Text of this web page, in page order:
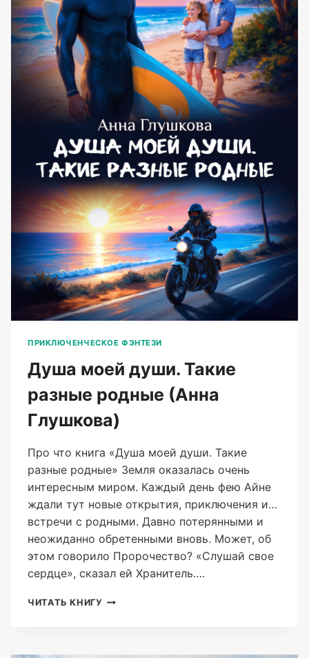
ПРИКЛЮЧЕНЧЕСКОЕ ФЭНТЕЗИ
Душа моей души. Такие
разные родные (Анна
Глушкова)
Про что книга «Душа моей души. Такие
разные родные» Земля оказалась очень
интересным миром. Каждый день фею Айне
ждали тут новые открытия, приключения и…
встречи с родными. Давно потерянными и
неожиданно обретенными вновь. Может, об
этом говорило Пророчество? «Слушай свое
сердце», сказал ей Хранитель….
ЧИТАТЬ КНИГУ ДУША
РАЗНЫЕ